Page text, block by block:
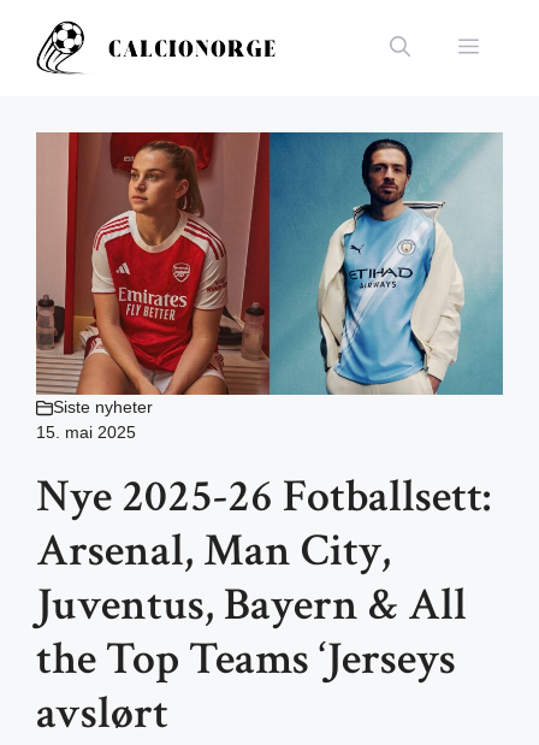
innhold
Meny
Siste nyheter
15. mai 2025
Nye 2025-26 Fotballsett:
Arsenal, Man City,
Juventus, Bayern & All
the Top Teams ‘Jerseys
avslørt